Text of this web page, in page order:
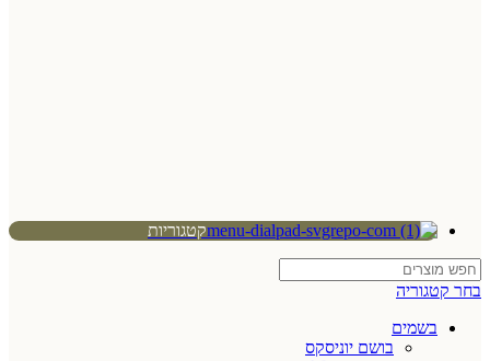
קטגוריות
בחר קטגוריה
בשמים
בושם יוניסקס